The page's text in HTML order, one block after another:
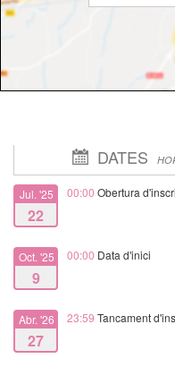
DATES
Jul. '25
22
00:00 Obertura
Oct. '25
9
00:00 Data d'inici
Abr. '26
27
23:59 Tancament